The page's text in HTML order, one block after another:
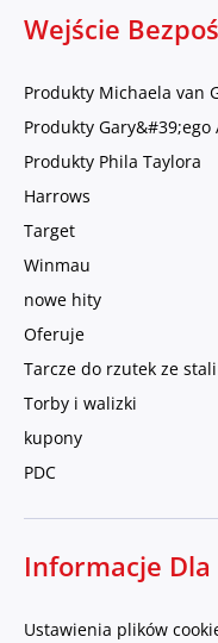
Wejście
Produkty Michaela van
Produkty Gary&#39;ego
Produkty Phila Taylora
Harrows
Target
Winmau
nowe hity
Oferuje
Tarcze do rzutek ze stali
Torby i walizki
kupony
PDC
Informacje
Ustawienia plików